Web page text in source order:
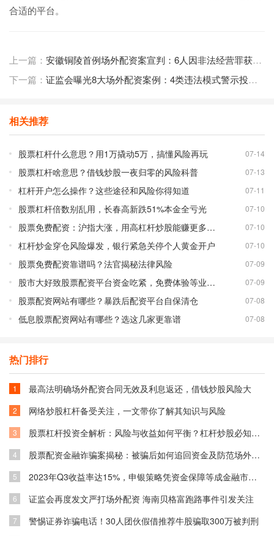
合适的平台。
上一篇： 安徽铜陵首例场外配资案宣判：6人因非法经营罪获刑，罚金高达5倍
下一篇： 证监会曝光8大场外配资案例：4类违法模式警示投资者远离高风险活动
相关推荐
股票杠杆什么意思？用1万撬动5万，搞懂风险再玩 07-14
股票杠杆啥意思？借钱炒股一夜归零的风险科普 07-13
杠杆开户怎么操作？这些途径和风险你得知道 07-11
股票杠杆倍数别乱用，长春高新跌51%本金全亏光 07-10
股票免费配资：沪指大涨，用高杠杆炒股能赚更多吗？ 07-10
杠杆炒金穿仓风险爆发，银行紧急关停个人黄金开户 07-10
股票免费配资靠谱吗？法官揭秘法律风险 07-09
股市大好致股票配资平台资金吃紧，免费体验等业务调整 07-09
股票配资网站有哪些？暴跌后配资平台自保清仓 07-08
低息股票配资网站有哪些？选这几家更靠谱 07-08
热门排行
1 最高法明确场外配资合同无效及利息返还，借钱炒股风险大
2 网络炒股杠杆备受关注，一文带你了解其知识与风险
3 股票杠杆投资全解析：风险与收益如何平衡？杠杆炒股必知技巧
4 股票配资金融诈骗案揭秘：被骗后如何追回资金及防范场外配资风险
5 2023年Q3收益率达15%，申银策略凭资金保障等成金融市场关注焦点
6 证监会再度发文严打场外配资 海南贝格富跑路事件引发关注
7 警惕证券诈骗电话！30人团伙假借推荐牛股骗取300万被判刑